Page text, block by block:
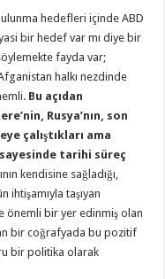
hedefleri içinde ABD
bir hedef var mı diye bir
fayda var;
halkı nezdinde
Bu açıdan
Rusya’nın, son
çalıştıkları ama
sayesinde tarihi süreç
kendisine sağladığı,
ihtişamıyla taşıyan
önemli bir yer edinmiş olan
bir coğrafyada bu pozitif
bir politika olarak